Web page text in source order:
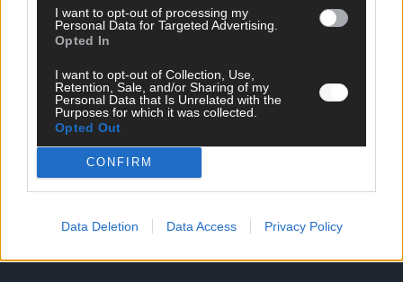
I want to opt-out of processing my
Personal Data for Targeted Advertising.
Opted In
I want to opt-out of Collection, Use,
Retention, Sale, and/or Sharing of my
Personal Data that Is Unrelated with the
Purposes for which it was collected.
Opted Out
CONFIRM
Data Deletion Data Access Privacy Policy
Ratgeber
Wissen
Kommentar
Streams & Storys
Eurovision
FLASH – DAS VIDEOPORTAL